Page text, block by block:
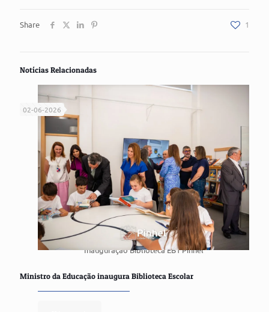
Share 1
Notícias Relacionadas
Inauguração Biblioteca EB1 Pinhel
02-06-2026
Ministro da Educação inaugura Biblioteca Escolar